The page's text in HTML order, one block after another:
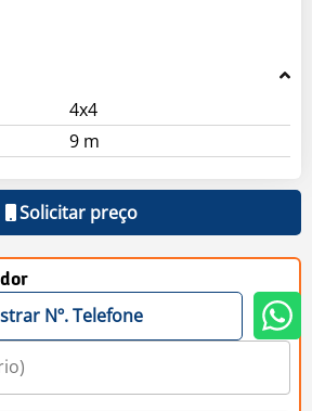
4x4
9 m
Solicitar preço
Nº. Telefone